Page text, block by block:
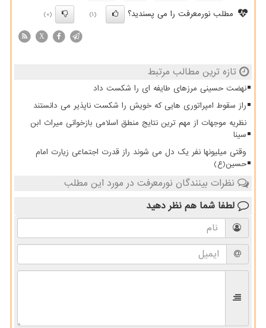
مطلب نورمعرفت را می پسندید؟
(1)
(0)
X
تازه ترین مطالب مرتبط
نهضت حسینی مرزهای طایفه ای را شکست داد
راز سقوط امپراتوری هایی که خویش را شکست ناپذیر می دانستند
نظریه موجهات از مهم ترین نتایج منطق اسلامی بازخوانی میراث ابن
سینا
وقتی میلیونها نفر یک دل می شوند راز قدرت اجتماعی زیارت امام
حسین(ع)
نظرات بینندگان نورمعرفت در مورد این مطلب
لطفا شما هم نظر دهید